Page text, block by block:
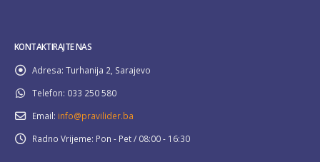
KONTAKTIRAJTE NAS
Adresa: Turhanija 2, Sarajevo
Telefon: 033 250 580
Email: info@pravilider.ba
Radno Vrijeme: Pon - Pet / 08:00 - 16:30